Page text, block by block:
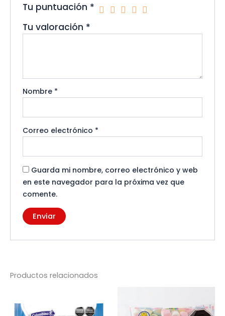
Tu puntuación *
Tu valoración *
Nombre *
Correo electrónico *
Guarda mi nombre, correo electrónico y web
en este navegador para la próxima vez que
comente.
Productos relacionados